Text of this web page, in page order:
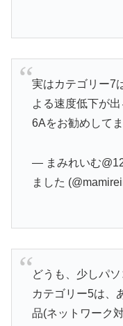
実はカテゴリー7
よる速度低下が
6Aをお勧めしてま
— まみれいむ
ました
どうも、少しパ
カテゴリー5は、
品(ネットワーク